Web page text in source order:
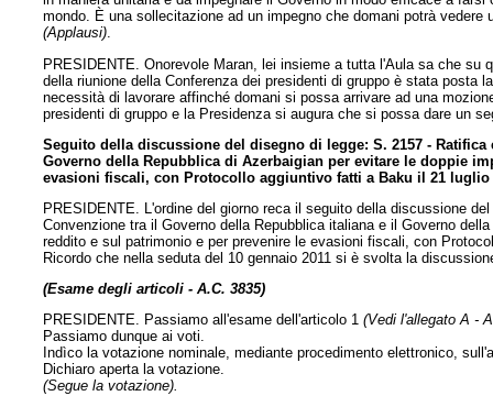
mondo. È una sollecitazione ad un impegno che domani potrà
(Applausi).
PRESIDENTE. Onorevole Maran, lei insieme a tutta l'Aula sa che
della riunione della Conferenza dei presidenti di gruppo è stata posta
necessità di lavorare affinché domani si possa arrivare ad una
presidenti di gruppo e la Presidenza si augura che si possa dare un
Seguito della discussione del disegno di legge: S. 2157 -
Governo della Repubblica di Azerbaigian per evitare le doppie
evasioni fiscali, con Protocollo aggiuntivo fatti a Baku il 21
PRESIDENTE. L'ordine del giorno reca il seguito della discussione
Convenzione tra il Governo della Repubblica italiana e il Governo
reddito e sul patrimonio e per prevenire le evasioni fiscali, con
Ricordo che nella seduta del 10 gennaio 2011 si è svolta la
(Esame degli articoli - A.C. 3835)
PRESIDENTE. Passiamo all'esame dell'articolo 1(Vedi l'allegato A -
Passiamo dunque ai voti.
Indìco la votazione nominale, mediante procedimento elettronico,
Dichiaro aperta la votazione.
(Segue la votazione).